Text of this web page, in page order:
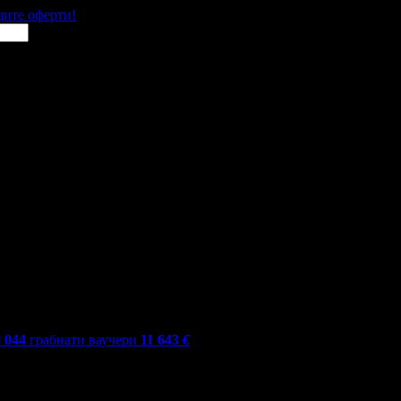
оферти!
044 грабнати ваучери 11 643 €